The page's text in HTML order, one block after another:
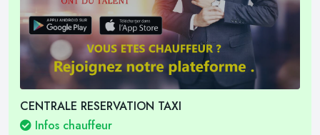
CENTRALE RESERVATION TAXI
Infos chauffeur